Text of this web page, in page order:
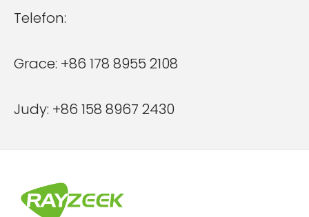
Telefon:
Grace: +86 178 8955 2108
Judy: +86 158 8967 2430